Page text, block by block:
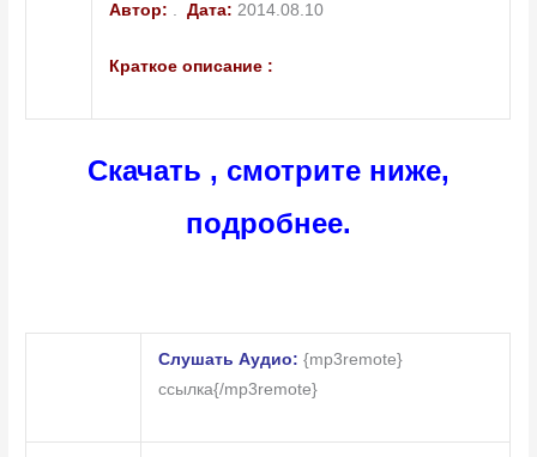
Автор: . Дата: 2014.08.10
Краткое описание :
Скачать , смотрите ниже,
подробнее.
Слушать Аудио: {mp3remote}
ссылка{/mp3remote}